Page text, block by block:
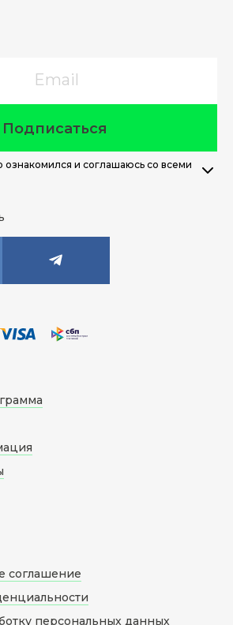
Подписаться
и соглашаюсь со всеми
соглашение
персональных данных